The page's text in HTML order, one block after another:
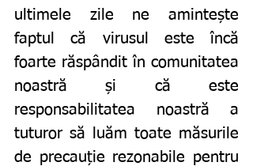
ultimele zile ne amintește
faptul că virusul este încă
foarte răspândit în comunitatea
noastră și că este
responsabilitatea noastră a
tuturor să luăm toate măsurile
de precauție rezonabile pentru